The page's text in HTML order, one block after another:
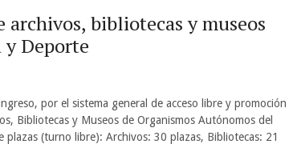
archivos, bibliotecas y museos
Deporte
por el sistema general de acceso libre y promoción
Bibliotecas y Museos de Organismos Autónomos del
(turno libre): Archivos: 30 plazas, Bibliotecas: 21